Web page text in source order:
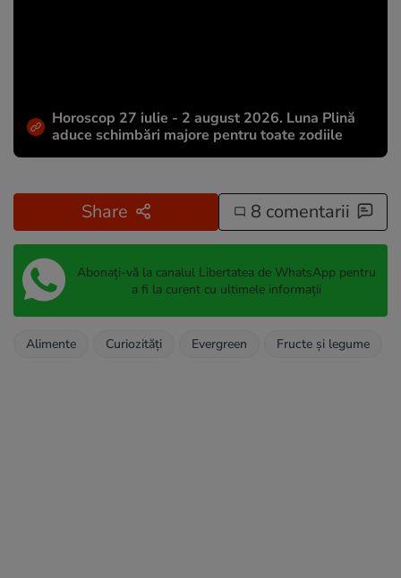
Horoscop 27 iulie - 2 august 2026. Luna Plină
aduce schimbări majore pentru toate zodiile
Share 8 comentarii
Abonați-vă la canalul Libertatea de WhatsApp pentru
a fi la curent cu ultimele informații
Alimente Curiozități Evergreen Fructe și legume